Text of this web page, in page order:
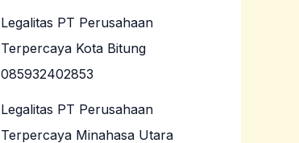
Legalitas PT Perusahaan
Terpercaya Kota Bitung
085932402853
Legalitas PT Perusahaan
Terpercaya Minahasa Utara